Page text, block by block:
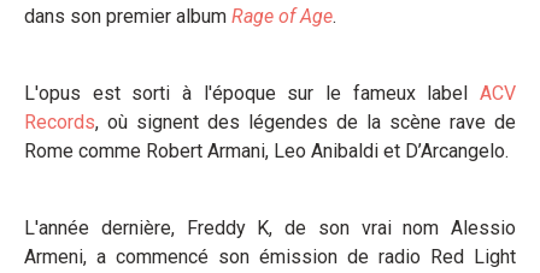
dans son premier album Rage of Age.
L'opus est sorti à l'époque sur le fameux label ACV
Records, où signent des légendes de la scène rave de
Rome comme Robert Armani, Leo Anibaldi et D’Arcangelo.
L'année dernière, Freddy K, de son vrai nom Alessio
Armeni, a commencé son émission de radio Red Light